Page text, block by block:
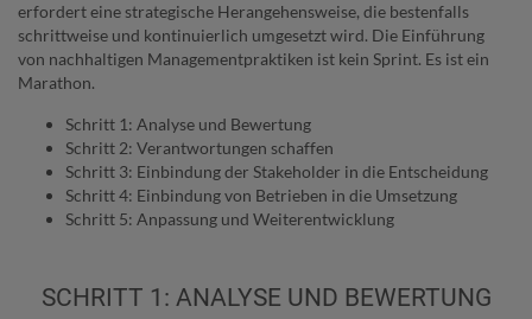
erfordert eine strategische Herangehensweise, die bestenfalls
schrittweise und kontinuierlich umgesetzt wird. Die Einführung
von nachhaltigen Managementpraktiken ist kein Sprint. Es ist ein
Marathon.
Schritt 1: Analyse und Bewertung
Schritt 2: Verantwortungen schaffen
Schritt 3: Einbindung der Stakeholder in die Entscheidung
Schritt 4: Einbindung von Betrieben in die Umsetzung
Schritt 5: Anpassung und Weiterentwicklung
SCHRITT 1: ANALYSE UND BEWERTUNG